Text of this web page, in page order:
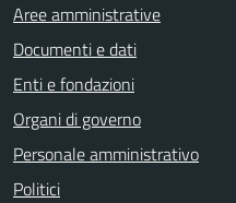
Aree amministrative
Documenti e dati
Enti e fondazioni
Organi di governo
Personale amministrativo
Politici